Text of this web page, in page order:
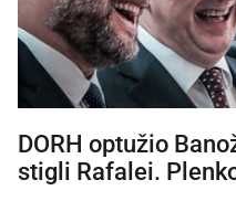
DORH optužio
stigli Rafalei.